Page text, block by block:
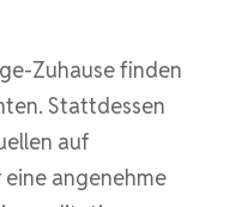
Zuhause finden
Stattdessen
auf
angenehme